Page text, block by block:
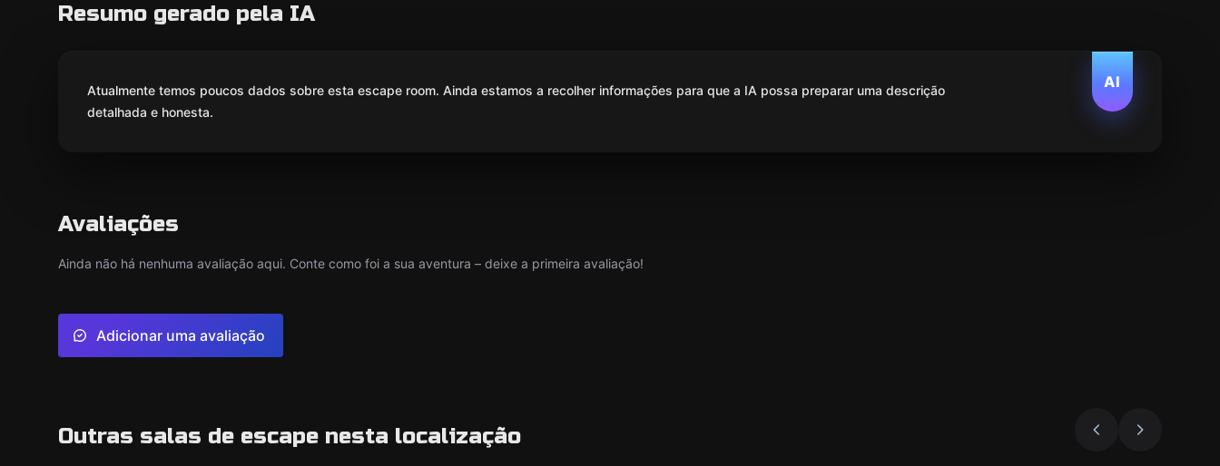
Resumo gerado pela IA
AI
Atualmente temos poucos dados sobre esta escape room. Ainda estamos a recolher informações para que a IA possa preparar uma descrição
detalhada e honesta.
Avaliações
Ainda não há nenhuma avaliação aqui. Conte como foi a sua aventura – deixe a primeira avaliação!
Adicionar uma avaliação
Outras salas de escape nesta localização